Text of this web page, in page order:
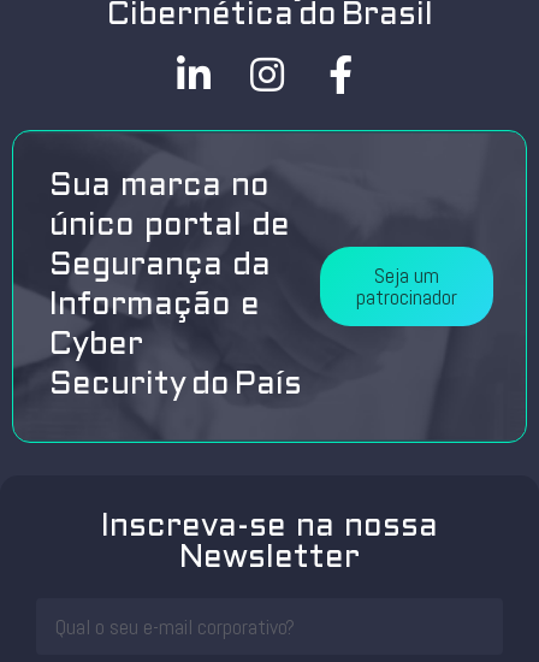
Cibernética do Brasil
Sua marca no
único portal de
Segurança da
Informação e
Cyber
Security do País
Seja um
patrocinador
Inscreva-se na nossa
Newsletter